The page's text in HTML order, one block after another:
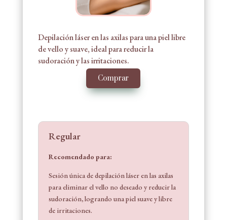
Depilación láser en las axilas para una piel libre
de vello y suave, ideal para reducir la
sudoración y las irritaciones.
Comprar
Regular
Recomendado para:
Sesión única de depilación láser en las axilas
para eliminar el vello no deseado y reducir la
sudoración, logrando una piel suave y libre
de irritaciones.